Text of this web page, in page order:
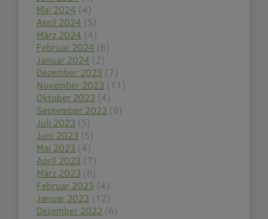
Mai 2024 (4)
April 2024 (5)
März 2024 (4)
Februar 2024 (6)
Januar 2024 (2)
Dezember 2023 (7)
November 2023 (11)
Oktober 2023 (4)
September 2023 (6)
Juli 2023 (5)
Juni 2023 (5)
Mai 2023 (4)
April 2023 (7)
März 2023 (8)
Februar 2023 (4)
Januar 2023 (12)
Dezember 2022 (6)